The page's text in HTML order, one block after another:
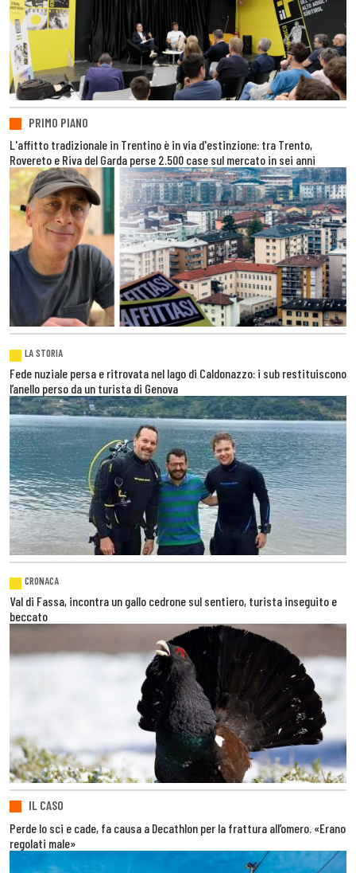
PRIMO PIANO
L'affitto tradizionale in Trentino è in via d'estinzione: tra Trento,
Rovereto e Riva del Garda perse 2.500 case sul mercato in sei anni
LA STORIA
Fede nuziale persa e ritrovata nel lago di Caldonazzo: i sub restituiscono
l’anello perso da un turista di Genova
CRONACA
Val di Fassa, incontra un gallo cedrone sul sentiero, turista inseguito e
beccato
IL CASO
Perde lo sci e cade, fa causa a Decathlon per la frattura all’omero. «Erano
regolati male»